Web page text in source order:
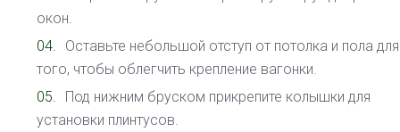
окон.
Оставьте небольшой отступ от потолка и пола для
того, чтобы облегчить крепление вагонки.
Под нижним бруском прикрепите колышки для
установки плинтусов.